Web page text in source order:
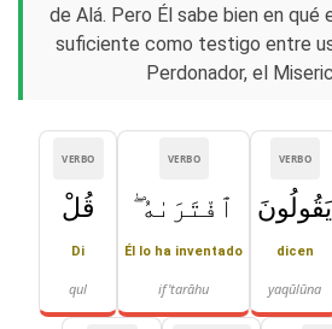
de Alá. Pero Él sabe bien en qué
suficiente como testigo entre
Perdonador, el
VERBO
يَقُولُونَ
dicen
yaqūlūna
VERBO
ٱفْتَرَىٰهُ ۖ
Él lo ha inventado
if'tarāhu
VERBO
قُلْ
Di
qul